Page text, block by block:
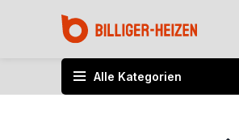
Alle Kategorien